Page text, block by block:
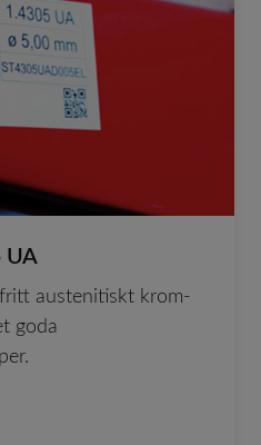
UA
austenitiskt krom-
goda